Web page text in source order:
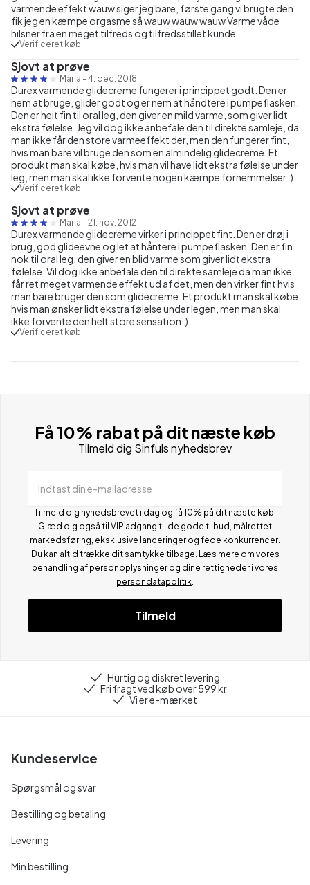
varmende effekt wauw siger jeg bare, første gang vi brugte den
fik jeg en kæmpe orgasme så wauw wauw wauw Varme våde
hilsner fra en meget tilfreds og tilfredsstillet kunde
Verificeret køb
Sjovt at prøve
Maria - 4. dec. 2018
Durex varmende glidecreme fungerer i princippet godt. Den er
nem at bruge, glider godt og er nem at håndtere i pumpeflasken.
Den er helt fin til oral leg, den giver en mild varme, som giver lidt
ekstra følelse. Jeg vil dog ikke anbefale den til direkte samleje, da
man ikke får den store varmeeffekt der, men den fungerer fint,
hvis man bare vil bruge den som en almindelig glidecreme. Et
produkt man skal købe, hvis man vil have lidt ekstra følelse under
leg, men man skal ikke forvente nogen kæmpe fornemmelser :)
Verificeret køb
Sjovt at prøve
Maria - 21. nov. 2012
Durex varmende glidecreme virker i princippet fint. Den er drøj i
brug, god glideevne og let at håntere i pumpeflasken. Den er fin
nok til oral leg, den giver en blid varme som giver lidt ekstra
følelse. Vil dog ikke anbefale den til direkte samleje da man ikke
får ret meget varmende effekt ud af det, men den virker fint hvis
man bare bruger den som glidecreme. Et produkt man skal købe
hvis man ønsker lidt ekstra følelse under legen, men man skal
ikke forvente den helt store sensation :)
Verificeret køb
Få 10% rabat på dit næste køb
Tilmeld dig Sinfuls nyhedsbrev
Indtast din e-mailadresse
Tilmeld dig nyhedsbrevet i dag og få 10% på dit næste køb.
Glæd dig også til VIP adgang til de gode tilbud, målrettet
markedsføring, eksklusive lanceringer og fede konkurrencer.
Du kan altid trække dit samtykke tilbage. Læs mere om vores
behandling af personoplysninger og dine rettigheder i vores
persondatapolitik
Tilmeld
Hurtig og diskret levering
Fri fragt ved køb over 599 kr
Vi er e-mærket
Kundeservice
Spørgsmål og svar
Bestilling og betaling
Levering
Min bestilling